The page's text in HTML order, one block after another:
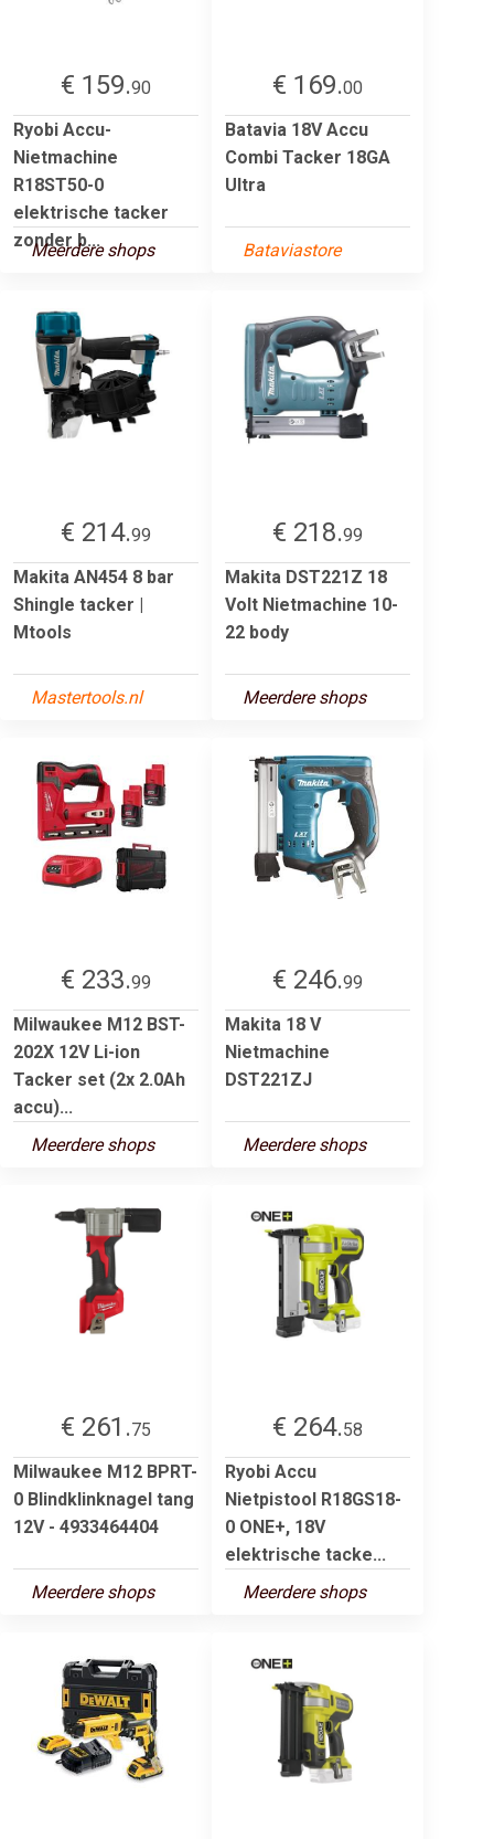
€ 159.90
Ryobi Accu-
Nietmachine
R18ST50-0
elektrische tacker
zonder b...
Meerdere shops
€ 169.00
Batavia 18V Accu
Combi Tacker 18GA
Ultra
Bataviastore
€ 214.99
Makita AN454 8 bar
Shingle tacker |
Mtools
Mastertools.nl
€ 218.99
Makita DST221Z 18
Volt Nietmachine 10-
22 body
Meerdere shops
€ 233.99
Milwaukee M12 BST-
202X 12V Li-ion
Tacker set (2x 2.0Ah
accu)...
Meerdere shops
€ 246.99
Makita 18 V
Nietmachine
DST221ZJ
Meerdere shops
€ 261.75
Milwaukee M12 BPRT-
0 Blindklinknagel tang
12V - 4933464404
Meerdere shops
€ 264.58
Ryobi Accu
Nietpistool R18GS18-
0 ONE+, 18V
elektrische tacke...
Meerdere shops